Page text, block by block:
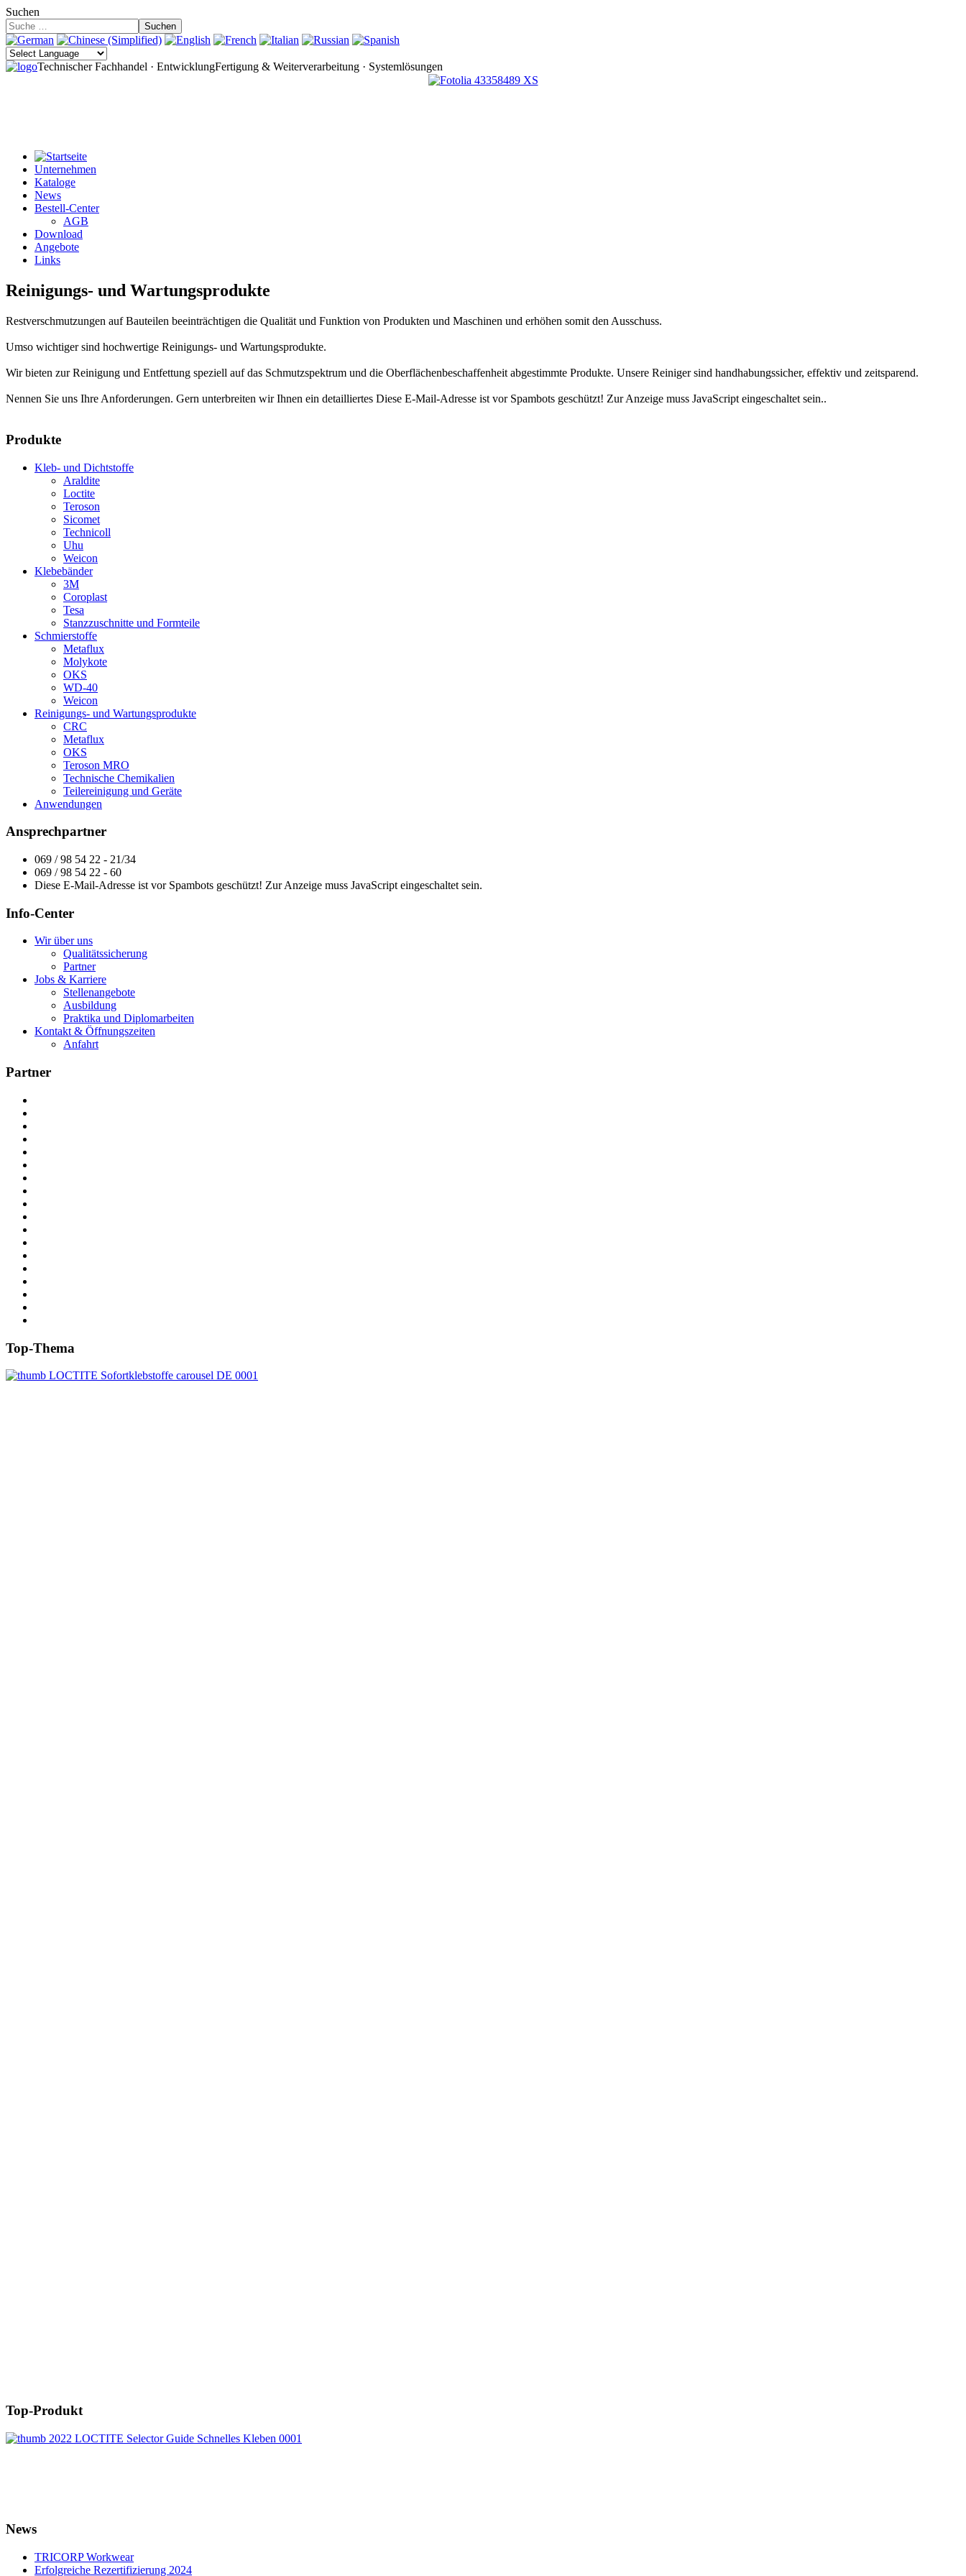
Suchen
Suchen
Technischer Fachhandel · EntwicklungFertigung & Weiterverarbeitung · Systemlösungen
Unternehmen
Kataloge
News
Bestell-Center
AGB
Download
Angebote
Links
Reinigungs- und Wartungsprodukte
Restverschmutzungen auf Bauteilen beeinträchtigen die Qualität und Funktion von Produkten und Maschinen und erhöhen somit den Ausschuss.
Umso wichtiger sind hochwertige Reinigungs- und Wartungsprodukte.
Wir bieten zur Reinigung und Entfettung speziell auf das Schmutzspektrum und die Oberflächenbeschaffenheit abgestimmte Produkte. Unsere Reiniger sind handhabungssicher, effektiv und zeitsparend.
Nennen Sie uns Ihre Anforderungen. Gern unterbreiten wir Ihnen ein detailliertes Diese E-Mail-Adresse ist vor Spambots geschützt! Zur Anzeige muss JavaScript eingeschaltet sein..
Produkte
Kleb- und Dichtstoffe
Araldite
Loctite
Teroson
Sicomet
Technicoll
Uhu
Weicon
Klebebänder
3M
Coroplast
Tesa
Stanzzuschnitte und Formteile
Schmierstoffe
Metaflux
Molykote
OKS
WD-40
Weicon
Reinigungs- und Wartungsprodukte
CRC
Metaflux
OKS
Teroson MRO
Technische Chemikalien
Teilereinigung und Geräte
Anwendungen
Ansprechpartner
069 / 98 54 22 - 21/34
069 / 98 54 22 - 60
Diese E-Mail-Adresse ist vor Spambots geschützt! Zur Anzeige muss JavaScript eingeschaltet sein.
Info-Center
Wir über uns
Qualitätssicherung
Partner
Jobs & Karriere
Stellenangebote
Ausbildung
Praktika und Diplomarbeiten
Kontakt & Öffnungszeiten
Anfahrt
Partner
Top-Thema
Top-Produkt
News
TRICORP Workwear
Erfolgreiche Rezertifizierung 2024